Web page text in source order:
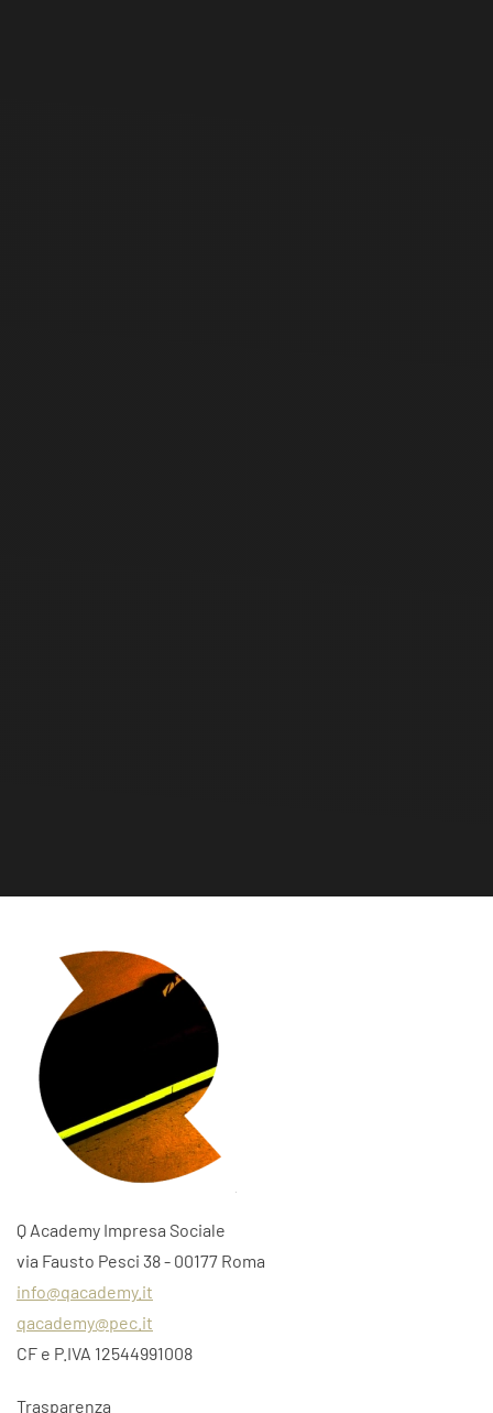
Q Academy Impresa Sociale
via Fausto Pesci 38 - 00177 Roma
info@qacademy.it
qacademy@pec.it
CF e P.IVA 12544991008
Trasparenza